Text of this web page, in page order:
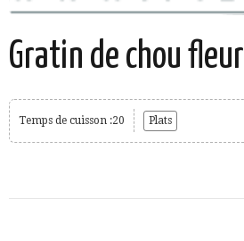
Gratin de chou fleur
Temps de cuisson :20 Plats